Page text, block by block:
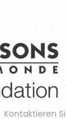
Kontaktieren